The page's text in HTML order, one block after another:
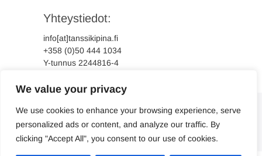
We value your privacy
We use cookies to enhance your browsing experience, serve
personalized ads or content, and analyze our traffic. By
clicking "Accept All", you consent to our use of cookies.
Yhteystiedot:
info[at]tanssikipina.fi
+358 (0)50 444 1034
Y-tunnus 2244816-4